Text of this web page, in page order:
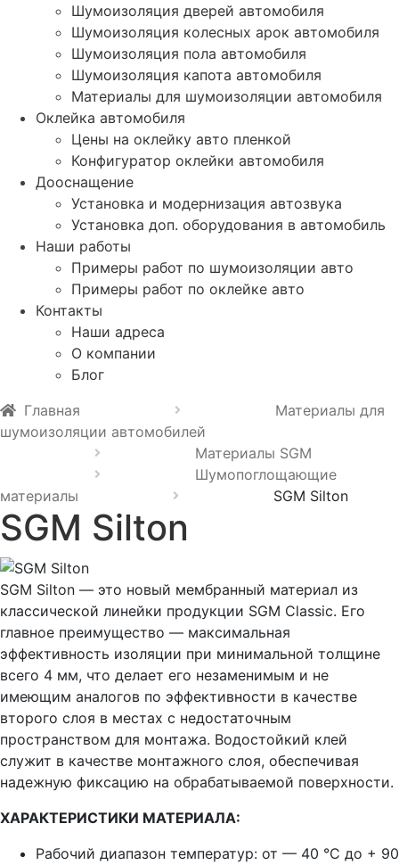
Шумоизоляция дверей автомобиля
Шумоизоляция колесных арок автомобиля
Шумоизоляция пола автомобиля
Шумоизоляция капота автомобиля
Материалы для шумоизоляции автомобиля
Оклейка автомобиля
Цены на оклейку авто пленкой
Конфигуратор оклейки автомобиля
Дооснащение
Установка и модернизация автозвука
Установка доп. оборудования в автомобиль
Наши работы
Примеры работ по шумоизоляции авто
Примеры работ по оклейке авто
Контакты
Наши адреса
О компании
Блог
Главная
Материалы для
шумоизоляции автомобилей
Материалы SGM
Шумопоглощающие
материалы
SGM Silton
SGM Silton
SGM Silton — это новый мембранный материал из
классической линейки продукции SGM Classic. Его
главное преимущество — максимальная
эффективность изоляции при минимальной толщине
всего 4 мм, что делает его незаменимым и не
имеющим аналогов по эффективности в качестве
второго слоя в местах с недостаточным
пространством для монтажа. Водостойкий клей
служит в качестве монтажного слоя, обеспечивая
надежную фиксацию на обрабатываемой поверхности.
ХАРАКТЕРИСТИКИ МАТЕРИАЛА:
Рабочий диапазон температур: от — 40 °С до + 90